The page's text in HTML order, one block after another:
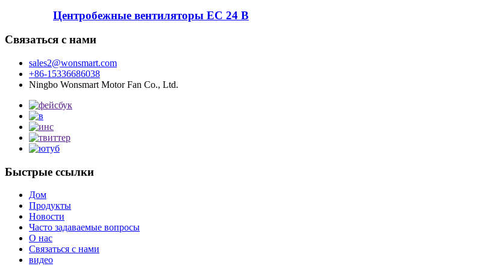
Центробежные вентиляторы EC 24 В
Связаться с нами
sales2@wonsmart.com
+86-15336686038
Ningbo Wonsmart Motor Fan Co., Ltd.
Быстрые ссылки
Дом
Продукты
Новости
Часто задаваемые вопросы
О нас
Связаться с нами
видео